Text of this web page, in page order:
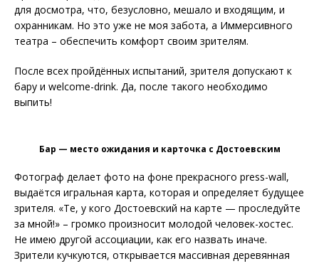
для досмотра, что, безусловно, мешало и входящим, и
охранникам. Но это уже не моя забота, а Иммерсивного
театра – обеспечить комфорт своим зрителям.
После всех пройдённых испытаний, зрителя допускают к
бару и welcome-drink. Да, после такого необходимо
выпить!
Бар — место ожидания и карточка с Достоевским
Фотограф делает фото на фоне прекрасного press-wall,
выдаётся игральная карта, которая и определяет будущее
зрителя. «Те, у кого Достоевский на карте — проследуйте
за мной!» – громко произносит молодой человек-хостес.
Не имею другой ассоциации, как его назвать иначе.
Зрители кучкуются, открывается массивная деревянная